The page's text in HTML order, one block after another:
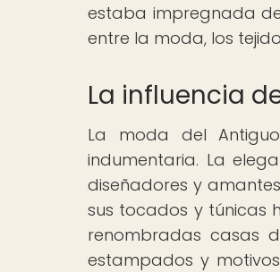
estaba impregnada
entre la moda, los
La influencia
La moda del
indumentaria. La
diseñadores y
sus tocados y túnicas
renombradas casas
estampados y